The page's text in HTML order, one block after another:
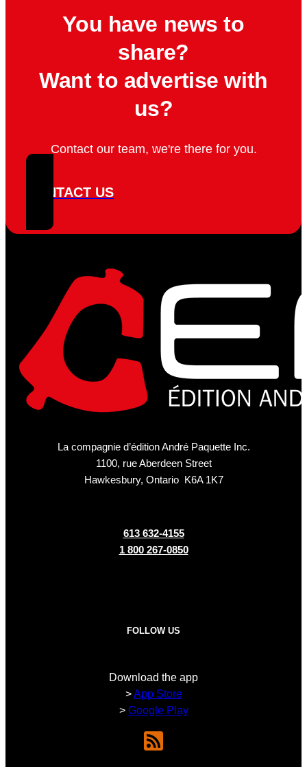
You have news to
share?
Want to advertise with
us?
Contact our team, we're there for you.
CONTACT US
La compagnie d’édition André Paquette Inc.
1100, rue Aberdeen Street
Hawkesbury, Ontario K6A 1K7
613 632-4155
1 800 267-0850
FOLLOW US
Download the app
>App Store
> Google Play